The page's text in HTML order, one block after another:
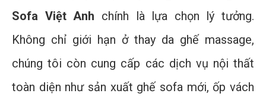
Sofa Việt Anh chính là lựa chọn lý tưởng.
Không chỉ giới hạn ở thay da ghế massage,
chúng tôi còn cung cấp các dịch vụ nội thất
toàn diện như sản xuất ghế sofa mới, ốp vách